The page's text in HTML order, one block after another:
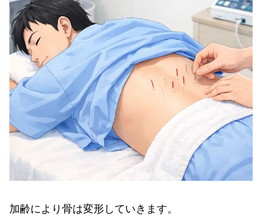
加齢により骨は変形していきます。